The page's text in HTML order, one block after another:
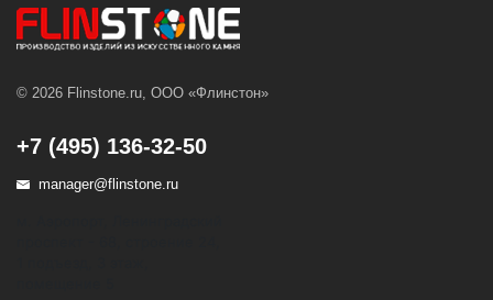
© 2026 Flinstone.ru, ООО «Флинстон»
+7 (495) 136-32-50
manager@flinstone.ru